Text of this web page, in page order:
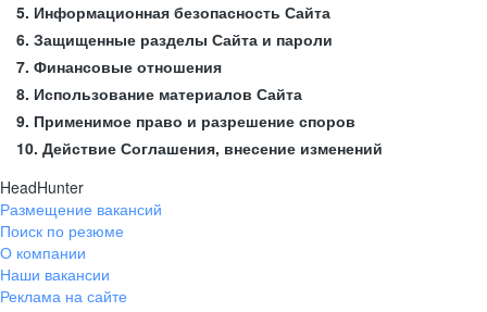
5. Информационная безопасность Сайта
6. Защищенные разделы Сайта и пароли
7. Финансовые отношения
8. Использование материалов Сайта
9. Применимое право и разрешение споров
10. Действие Соглашения, внесение изменений
HeadHunter
Размещение вакансий
Поиск по резюме
О компании
Наши вакансии
Реклама на сайте